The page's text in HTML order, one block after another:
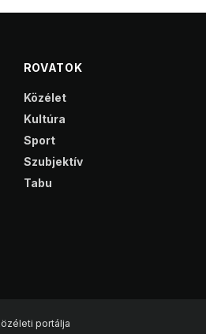
ROVATOK
Közélet
Kultúra
Sport
Szubjektív
Tabu
portálja